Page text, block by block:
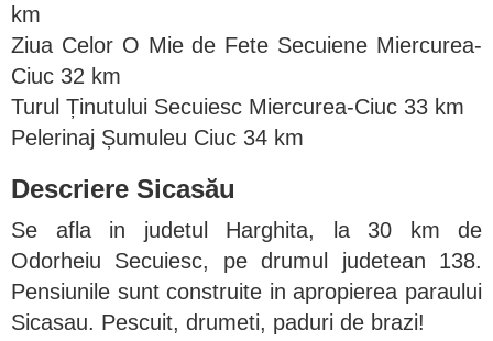
km
Ziua Celor O Mie de Fete Secuiene Miercurea-
Ciuc 32 km
Turul Ținutului Secuiesc Miercurea-Ciuc 33 km
Pelerinaj Șumuleu Ciuc 34 km
Descriere Sicasău
Se afla in judetul Harghita, la 30 km de
Odorheiu Secuiesc, pe drumul judetean 138.
Pensiunile sunt construite in apropierea paraului
Sicasau. Pescuit, drumeti, paduri de brazi!